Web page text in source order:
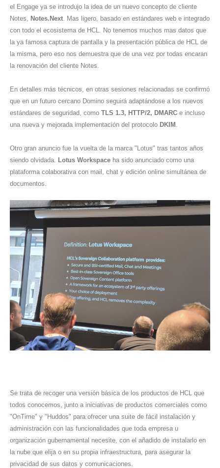
el Engage ya se introdujo la idea de un nuevo concepto de cliente
Notes, Notes.Next. Mas ligero, basado en estándares web e integrado
con todo el ecosistema de HCL. No tenemos muchos mas datos que
la ya famosa captura de pantalla y la presentación pública de HCL de
la misma, pero eso nos demuestra que de una vez por todas encaran
la renovación del cliente Notes.
En detalles más técnicos, en otras sesiones relacionadas se confirmó
que en un futuro cercano Domino seguirá adaptándose a los nuevos
estándares de seguridad, como TLS 1.3, HTTP/2, DMARC e incluso
una nueva y mejorada implementación del protocolo DKIM .
Otro gran anuncio fue la vuelta de la marca "Lotus" tras tantos años
siendo olvidada. Lotus Workspace ha sido anunciado como una
plataforma colaborativa con mail, chat y edición online simultánea de
documentos.
Se trata de recoger una versión básica de los productos de HCL que
todos conocemos, junto a iniciativas de productos comerciales como
"OnTime" y "Huddos" para ofrecer una suite de fácil instalación y
administración con las funcionalidades que toda empresa u
organización gubernamental necesite, con el añadido de instalarlo en
la nube que elija o en su propia infraestructura, para asegurar la
privacidad de sus datos y comunicaciones.